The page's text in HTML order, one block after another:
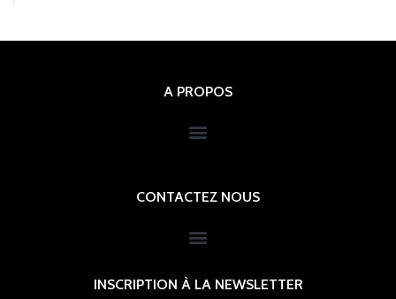
A PROPOS
CONTACTEZ NOUS
INSCRIPTION À LA NEWSLETTER